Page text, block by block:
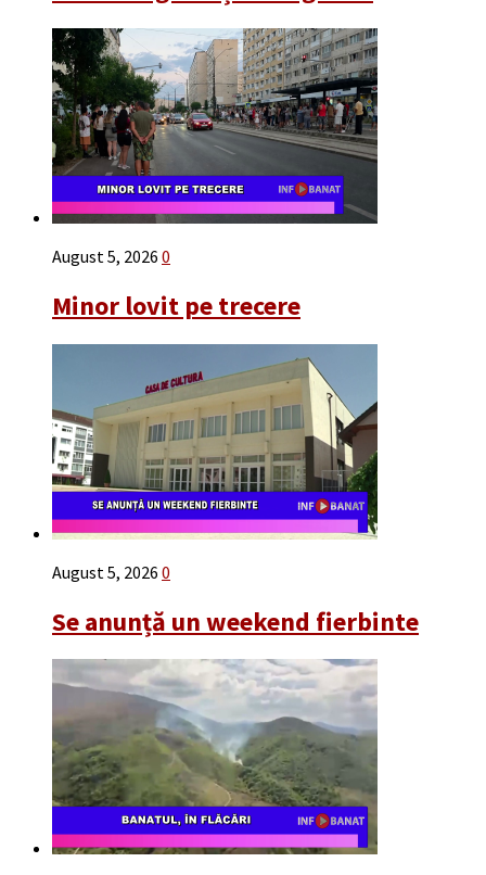
August 5, 2026 0
Minor lovit pe trecere
August 5, 2026 0
Se anunță un weekend fierbinte